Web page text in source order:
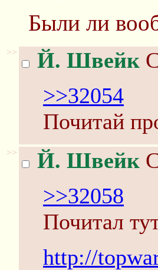
Были ли
>> Й. Швейк
>>32054
Почитай
>> Й. Швейк
>>32058
Почитал
http://